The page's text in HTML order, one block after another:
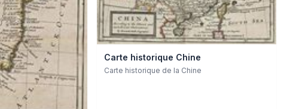
Carte historique Chine
Carte historique de la Chine